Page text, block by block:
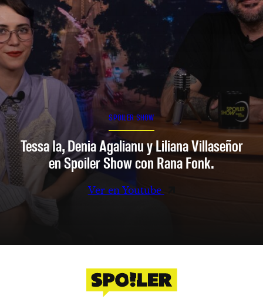
SPOILER SHOW
Tessa Ia, Denia Agalianu y Liliana Villaseñor
en Spoiler Show con Rana Fonk.
Ver en Youtube